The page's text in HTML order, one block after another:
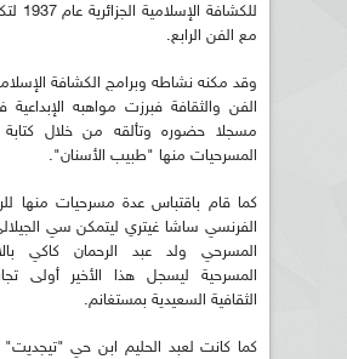
مع الفن الرابع.
وقد مكنه نشاطه وبرامج الكشافة
الفن والثقافة فبرزت مواهبه
مسجلا حضوره وتألقه من خلال
المسرحيات منها "طبيب الأسنان".
كما قام باقتباس عدة مسرحيات منها
الفرنسي ساشا غيتري ليتمكن سي
المسرحي ولد عبد الرحمان كاكي
المسرحية ليسجل هذا الأخير أولى
الثقافية السعيدية بمستغانم.
كما كانت لعبد الحليم ابن حي "تيجديت"